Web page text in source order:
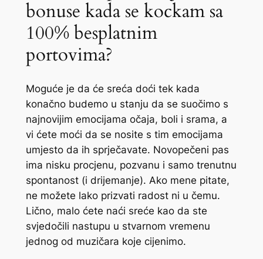
bonuse kada se kockam sa
100% besplatnim
portovima?
Moguće je da će sreća doći tek kada
konačno budemo u stanju da se suočimo s
najnovijim emocijama očaja, boli i srama, a
vi ćete moći da se nosite s tim emocijama
umjesto da ih sprječavate. Novopečeni pas
ima nisku procjenu, pozvanu i samo trenutnu
spontanost (i drijemanje). Ako mene pitate,
ne možete lako prizvati radost ni u čemu.
Lično, malo ćete naći sreće kao da ste
svjedočili nastupu u stvarnom vremenu
jednog od muzičara koje cijenimo.